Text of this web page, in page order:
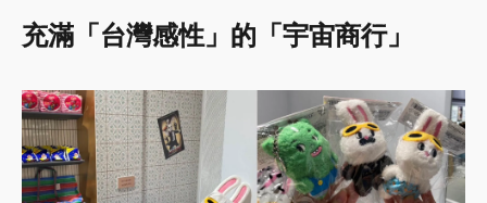
充滿「台灣感性」的「宇宙商行」